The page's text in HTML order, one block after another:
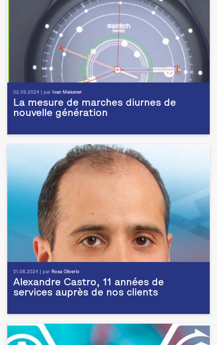
02.09.2024 | par Ivan Meissner
La mesure de marches diurnes de
nouvelle génération
01.08.2024 | par Rosa Oliverio
Alexandre Castro, 11 années de
services auprès de nos clients